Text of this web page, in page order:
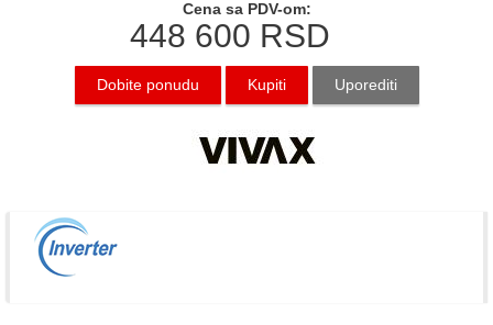
Cena sa PDV-om:
448 600 RSD
Dobite ponudu Kupiti Uporediti